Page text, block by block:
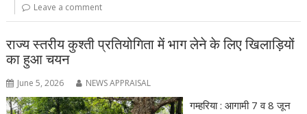
Leave a comment
राज्य स्तरीय कुश्ती प्रतियोगिता में भाग लेने के लिए खिलाड़ियों
का हुआ चयन
June 5, 2026 NEWS APPRAISAL
गम्हरिया : आगामी 7 व 8 जून